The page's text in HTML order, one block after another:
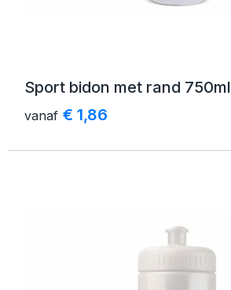
Sport bidon met rand 750ml
vanaf € 1,86